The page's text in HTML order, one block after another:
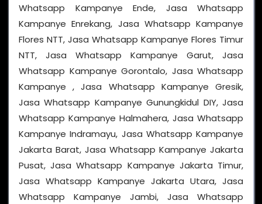
Whatsapp Kampanye Ende, Jasa Whatsapp
Kampanye Enrekang, Jasa Whatsapp Kampanye
Flores NTT, Jasa Whatsapp Kampanye Flores Timur
NTT, Jasa Whatsapp Kampanye Garut, Jasa
Whatsapp Kampanye Gorontalo, Jasa Whatsapp
Kampanye , Jasa Whatsapp Kampanye Gresik,
Jasa Whatsapp Kampanye Gunungkidul DIY, Jasa
Whatsapp Kampanye Halmahera, Jasa Whatsapp
Kampanye Indramayu, Jasa Whatsapp Kampanye
Jakarta Barat, Jasa Whatsapp Kampanye Jakarta
Pusat, Jasa Whatsapp Kampanye Jakarta Timur,
Jasa Whatsapp Kampanye Jakarta Utara, Jasa
Whatsapp Kampanye Jambi, Jasa Whatsapp